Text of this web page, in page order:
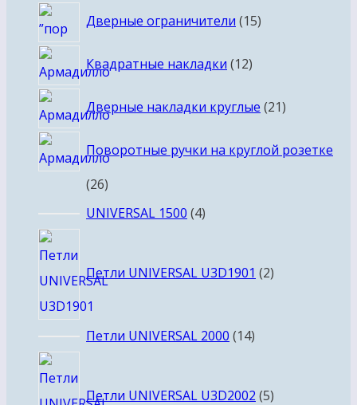
Дверные ограничители 1515
Квадратные накладки 1212
Дверные накладки круглые 2121
Поворотные ручки на круглой розетке
2626
товаров
UNIVERSAL 1500 44
Петли UNIVERSAL U3D1901 2товара
Петли UNIVERSAL 2000 1414
Петли UNIVERSAL U3D2002 5товаров